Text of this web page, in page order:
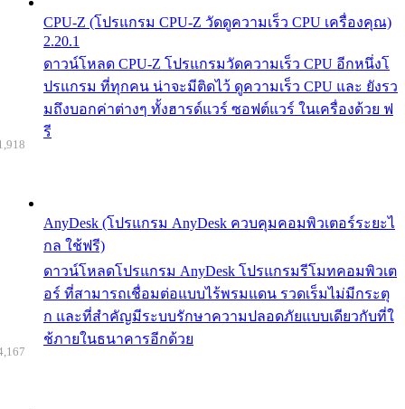
CPU-Z (โปรแกรม CPU-Z วัดดูความเร็ว CPU เครื่องคุณ)
2.20.1
ดาวน์โหลด CPU-Z โปรแกรมวัดความเร็ว CPU อีกหนึ่งโ
ปรแกรม ที่ทุกคน น่าจะมีติดไว้ ดูความเร็ว CPU และ ยังรว
มถึงบอกค่าต่างๆ ทั้งฮารด์แวร์ ซอฟต์แวร์ ในเครื่องด้วย ฟ
รี
AnyDesk (โปรแกรม AnyDesk ควบคุมคอมพิวเตอร์ระยะไ
กล ใช้ฟรี)
ดาวน์โหลดโปรแกรม AnyDesk โปรแกรมรีโมทคอมพิวเต
อร์ ที่สามารถเชื่อมต่อแบบไร้พรมแดน รวดเร็มไม่มีกระตุ
ก และที่สำคัญมีระบบรักษาความปลอดภัยแบบเดียวกับที่ใ
ช้ภายในธนาคารอีกด้วย